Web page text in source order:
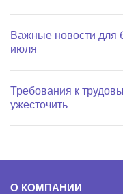
Важные новости для
июля
Требования к
ужесточить
О КОМПАНИИ